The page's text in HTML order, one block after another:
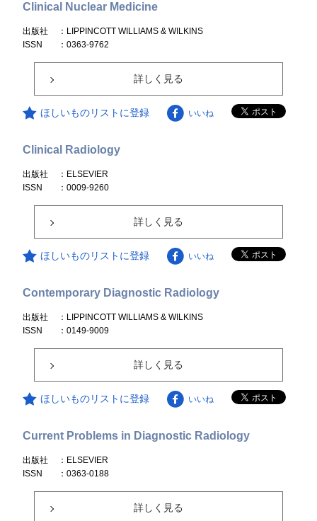
Clinical Nuclear Medicine
出版社
：LIPPINCOTT WILLIAMS & WILKINS
ISSN
：0363-9762
詳しく見る
ほしいものリストに登録 いいね
Clinical Radiology
出版社
：ELSEVIER
ISSN
：0009-9260
詳しく見る
ほしいものリストに登録 いいね
Contemporary Diagnostic Radiology
出版社
：LIPPINCOTT WILLIAMS & WILKINS
ISSN
：0149-9009
詳しく見る
ほしいものリストに登録 いいね
Current Problems in Diagnostic Radiology
出版社
：ELSEVIER
ISSN
：0363-0188
詳しく見る